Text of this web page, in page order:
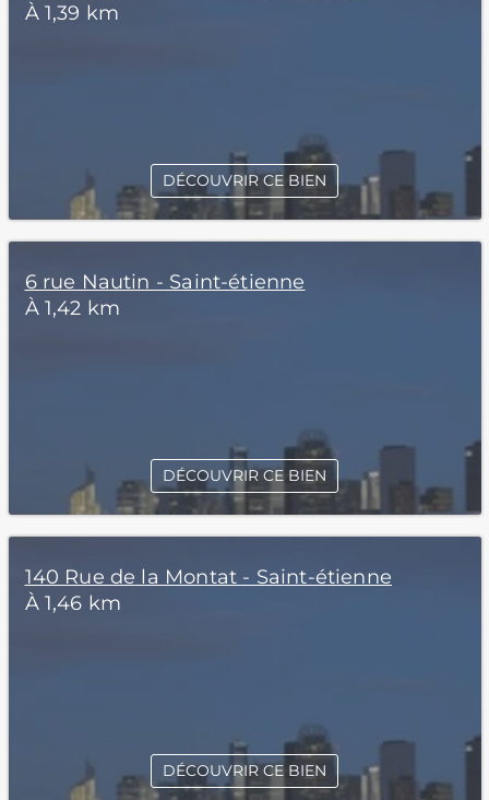
À 1,39 km
DÉCOUVRIR CE BIEN
6 rue Nautin - Saint-étienne
À 1,42 km
DÉCOUVRIR CE BIEN
140 Rue de la Montat - Saint-étienne
À 1,46 km
DÉCOUVRIR CE BIEN